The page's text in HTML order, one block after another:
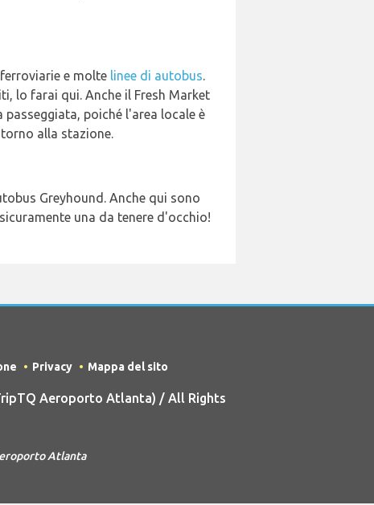
e molte linee di autobus.
lo farai qui. Anche il Fresh Market
poiché l'area locale è
alla stazione.
Greyhound. Anche qui sono
una da tenere d'occhio!
Privacy Mappa del sito
Aeroporto Atlanta) / All Rights
Atlanta